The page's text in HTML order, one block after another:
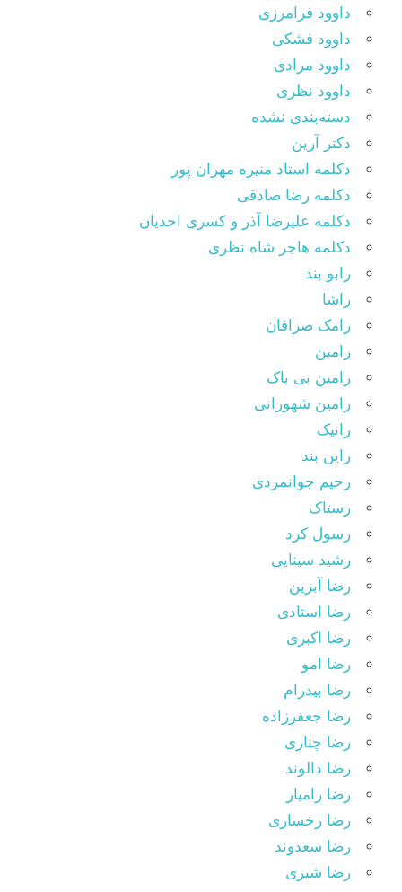
داوود فرامرزی
داوود فشکی
داوود مرادی
داوود نظری
دسته‌بندی نشده
دکتر آرین
دکلمه استاد منیره مهران پور
دکلمه رضا صادقی
دکلمه علیرضا آذر و کسری احدیان
دکلمه هاجر شاه نظری
رابو بند
راشا
رامک صرافان
رامین
رامین بی باک
رامین شهورانی
رانیک
راین بند
رحیم جوانمردی
رستاک
رسول کرد
رشید سینایی
رضا آبزین
رضا استادی
رضا اکبری
رضا امو
رضا بیدرام
رضا جعفرزاده
رضا چناری
رضا دالوند
رضا رامیار
رضا رخساری
رضا سعدوند
رضا شیری